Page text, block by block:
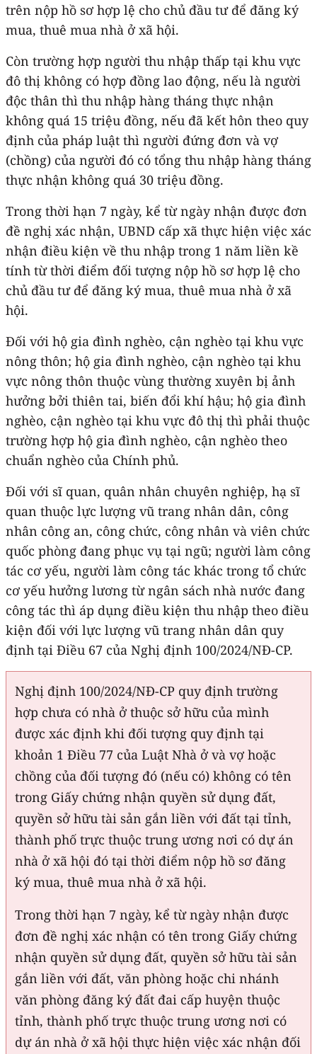
trên nộp hồ sơ hợp lệ cho chủ đầu tư để đăng ký
mua, thuê mua nhà ở xã hội.
Còn trường hợp người thu nhập thấp tại khu vực
đô thị không có hợp đồng lao động, nếu là người
độc thân thì thu nhập hàng tháng thực nhận
không quá 15 triệu đồng, nếu đã kết hôn theo quy
định của pháp luật thì người đứng đơn và vợ
(chồng) của người đó có tổng thu nhập hàng tháng
thực nhận không quá 30 triệu đồng.
Trong thời hạn 7 ngày, kể từ ngày nhận được đơn
đề nghị xác nhận, UBND cấp xã thực hiện việc xác
nhận điều kiện về thu nhập trong 1 năm liền kề
tính từ thời điểm đối tượng nộp hồ sơ hợp lệ cho
chủ đầu tư để đăng ký mua, thuê mua nhà ở xã
hội.
Đối với hộ gia đình nghèo, cận nghèo tại khu vực
nông thôn; hộ gia đình nghèo, cận nghèo tại khu
vực nông thôn thuộc vùng thường xuyên bị ảnh
hưởng bởi thiên tai, biến đổi khí hậu; hộ gia đình
nghèo, cận nghèo tại khu vực đô thị thì phải thuộc
trường hợp hộ gia đình nghèo, cận nghèo theo
chuẩn nghèo của Chính phủ.
Đối với sĩ quan, quân nhân chuyên nghiệp, hạ sĩ
quan thuộc lực lượng vũ trang nhân dân, công
nhân công an, công chức, công nhân và viên chức
quốc phòng đang phục vụ tại ngũ; người làm công
tác cơ yếu, người làm công tác khác trong tổ chức
cơ yếu hưởng lương từ ngân sách nhà nước đang
công tác thì áp dụng điều kiện thu nhập theo điều
kiện đối với lực lượng vũ trang nhân dân quy
định tại Điều 67 của Nghị định 100/2024/NĐ-CP.
Nghị định 100/2024/NĐ-CP quy định trường
hợp chưa có nhà ở thuộc sở hữu của mình
được xác định khi đối tượng quy định tại
khoản 1 Điều 77 của Luật Nhà ở và vợ hoặc
chồng của đối tượng đó (nếu có) không có tên
trong Giấy chứng nhận quyền sử dụng đất,
quyền sở hữu tài sản gắn liền với đất tại tỉnh,
thành phố trực thuộc trung ương nơi có dự án
nhà ở xã hội đó tại thời điểm nộp hồ sơ đăng
ký mua, thuê mua nhà ở xã hội.
Trong thời hạn 7 ngày, kể từ ngày nhận được
đơn đề nghị xác nhận có tên trong Giấy chứng
nhận quyền sử dụng đất, quyền sở hữu tài sản
gắn liền với đất, văn phòng hoặc chi nhánh
văn phòng đăng ký đất đai cấp huyện thuộc
tỉnh, thành phố trực thuộc trung ương nơi có
dự án nhà ở xã hội thực hiện việc xác nhận đối